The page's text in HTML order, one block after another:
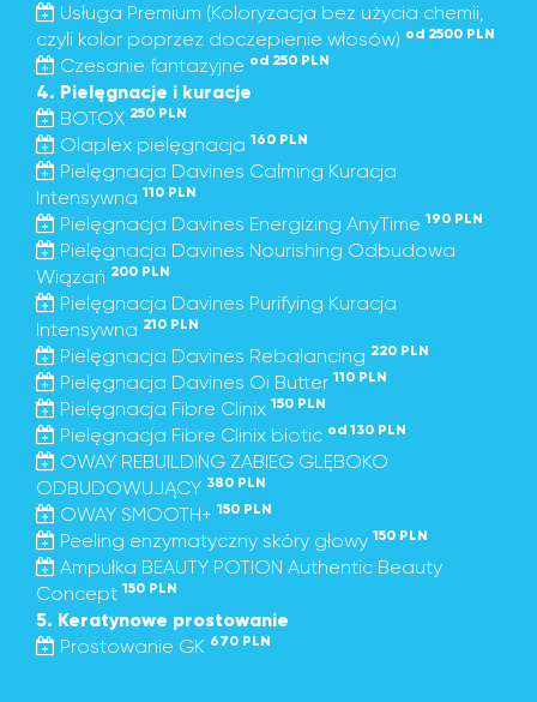
Usługa Premium (Koloryzacja bez użycia chemii,
czyli kolor poprzez doczepienie włosów) od 2500 PLN
Czesanie fantazyjne od 250 PLN
4. Pielęgnacje i kuracje
BOTOX 250 PLN
Olaplex pielęgnacja 160 PLN
Pielęgnacja Davines Calming Kuracja
Intensywna 110 PLN
Pielęgnacja Davines Energizing AnyTime 190 PLN
Pielęgnacja Davines Nourishing Odbudowa
Wiązań 200 PLN
Pielęgnacja Davines Purifying Kuracja
Intensywna 210 PLN
Pielęgnacja Davines Rebalancing 220 PLN
Pielęgnacja Davines Oi Butter 110 PLN
Pielęgnacja Fibre Clinix 150 PLN
Pielęgnacja Fibre Clinix biotic od 130 PLN
OWAY REBUILDING ZABIEG GLĘBOKO
ODBUDOWUJĄCY 380 PLN
OWAY SMOOTH+ 150 PLN
Peeling enzymatyczny skóry głowy 150 PLN
Ampułka BEAUTY POTION Authentic Beauty
Concept 150 PLN
5. Keratynowe prostowanie
Prostowanie GK 670 PLN